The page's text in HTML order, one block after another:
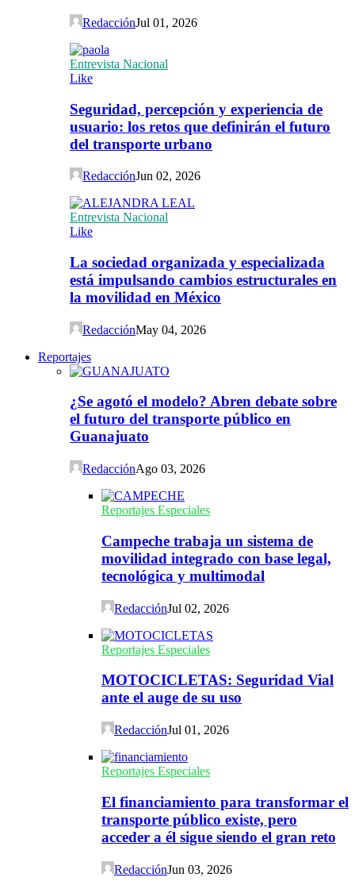
RedacciónJul 01, 2026
Entrevista Nacional
Like
Seguridad, percepción y experiencia de
usuario: los retos que definirán el futuro
del transporte urbano
RedacciónJun 02, 2026
Entrevista Nacional
Like
La sociedad organizada y especializada
está impulsando cambios estructurales en
la movilidad en México
RedacciónMay 04, 2026
Reportajes
¿Se agotó el modelo? Abren debate sobre
el futuro del transporte público en
Guanajuato
RedacciónAgo 03, 2026
Reportajes Especiales
Campeche trabaja un sistema de
movilidad integrado con base legal,
tecnológica y multimodal
RedacciónJul 02, 2026
Reportajes Especiales
MOTOCICLETAS: Seguridad Vial
ante el auge de su uso
RedacciónJul 01, 2026
Reportajes Especiales
El financiamiento para transformar el
transporte público existe, pero
acceder a él sigue siendo el gran reto
RedacciónJun 03, 2026